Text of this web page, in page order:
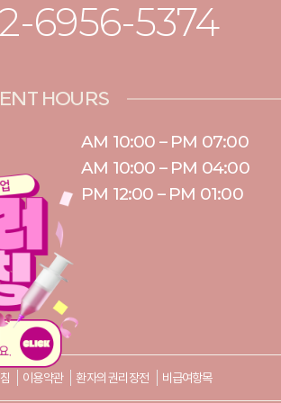
6956-5374
HOURS
AM 10:00 – PM 07:00
AM 10:00 – PM 04:00
PM 12:00 – PM 01:00
무
이용약관 환자의 권리장전 비급여항목